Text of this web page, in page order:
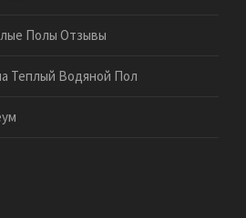
Полы Отзывы
Теплый Водяной Пол